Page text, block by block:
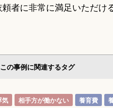
者に非常に満足いただけ
この事例に関連するタグ
気 相手方が働かない 養育費